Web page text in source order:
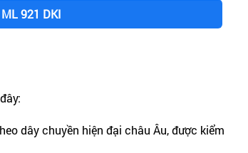
ML 921 DKI
dây chuyền hiện đại châu Âu, được kiểm